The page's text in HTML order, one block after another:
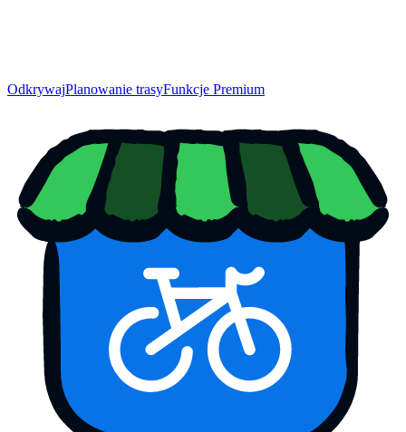
OdkrywajPlanowanie trasyFunkcje Premium